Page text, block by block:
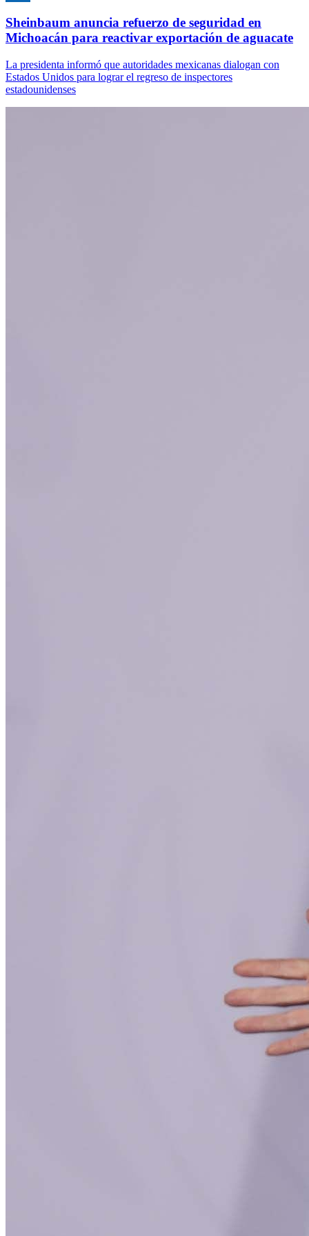
Sheinbaum anuncia refuerzo de seguridad en
Michoacán para reactivar exportación de aguacate
La presidenta informó que autoridades mexicanas dialogan con
Estados Unidos para lograr el regreso de inspectores
estadounidenses